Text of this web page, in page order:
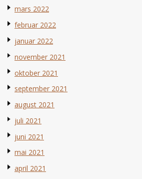
mars 2022
februar 2022
januar 2022
november 2021
oktober 2021
september 2021
august 2021
juli 2021
juni 2021
mai 2021
april 2021